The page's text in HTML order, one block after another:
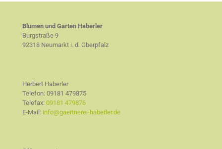
Blumen und Garten Haberler
Burgstraße 9
92318 Neumarkt i. d. Oberpfalz
Herbert Haberler
Telefon: 09181 479875
Telefax: 09181 479876
E-Mail: info@gaertnerei-haberler.de